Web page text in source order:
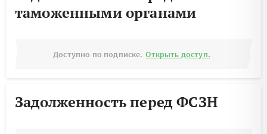
таможенными органами
Доступно по подписке. Открыть доступ.
Задолженность перед ФСЗН